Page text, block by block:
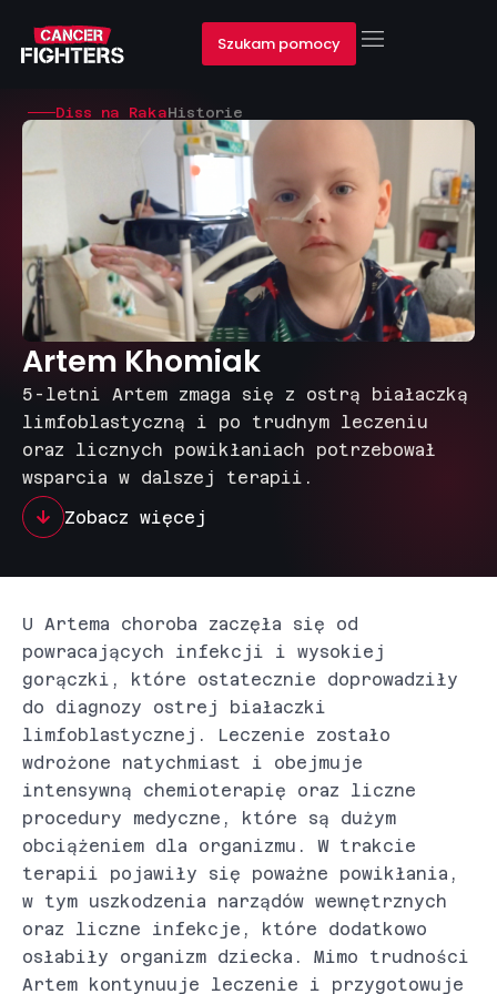
Szukam pomocy
Diss na RakaHistorie
Artem Khomiak
5-letni Artem zmaga się z ostrą białaczką
limfoblastyczną i po trudnym leczeniu
oraz licznych powikłaniach potrzebował
wsparcia w dalszej terapii.
Zobacz więcej
U Artema choroba zaczęła się od
powracających infekcji i wysokiej
gorączki, które ostatecznie doprowadziły
do diagnozy ostrej białaczki
limfoblastycznej. Leczenie zostało
wdrożone natychmiast i obejmuje
intensywną chemioterapię oraz liczne
procedury medyczne, które są dużym
obciążeniem dla organizmu. W trakcie
terapii pojawiły się poważne powikłania,
w tym uszkodzenia narządów wewnętrznych
oraz liczne infekcje, które dodatkowo
osłabiły organizm dziecka. Mimo trudności
Artem kontynuuje leczenie i przygotowuje